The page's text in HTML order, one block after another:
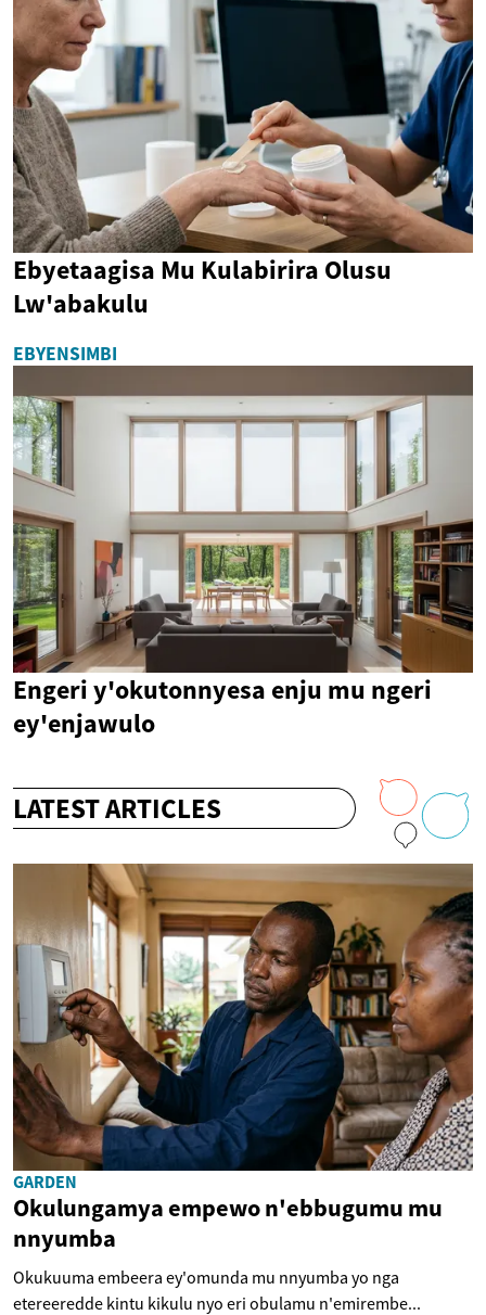
Ebyetaagisa Mu Kulabirira Olusu
Lw'abakulu
EBYENSIMBI
Engeri y'okutonnyesa enju mu ngeri
ey'enjawulo
LATEST ARTICLES
GARDEN
Okulungamya empewo n'ebbugumu mu
nnyumba
Okukuuma embeera ey'omunda mu nnyumba yo nga
etereeredde kintu kikulu nyo eri obulamu n'emirembe...